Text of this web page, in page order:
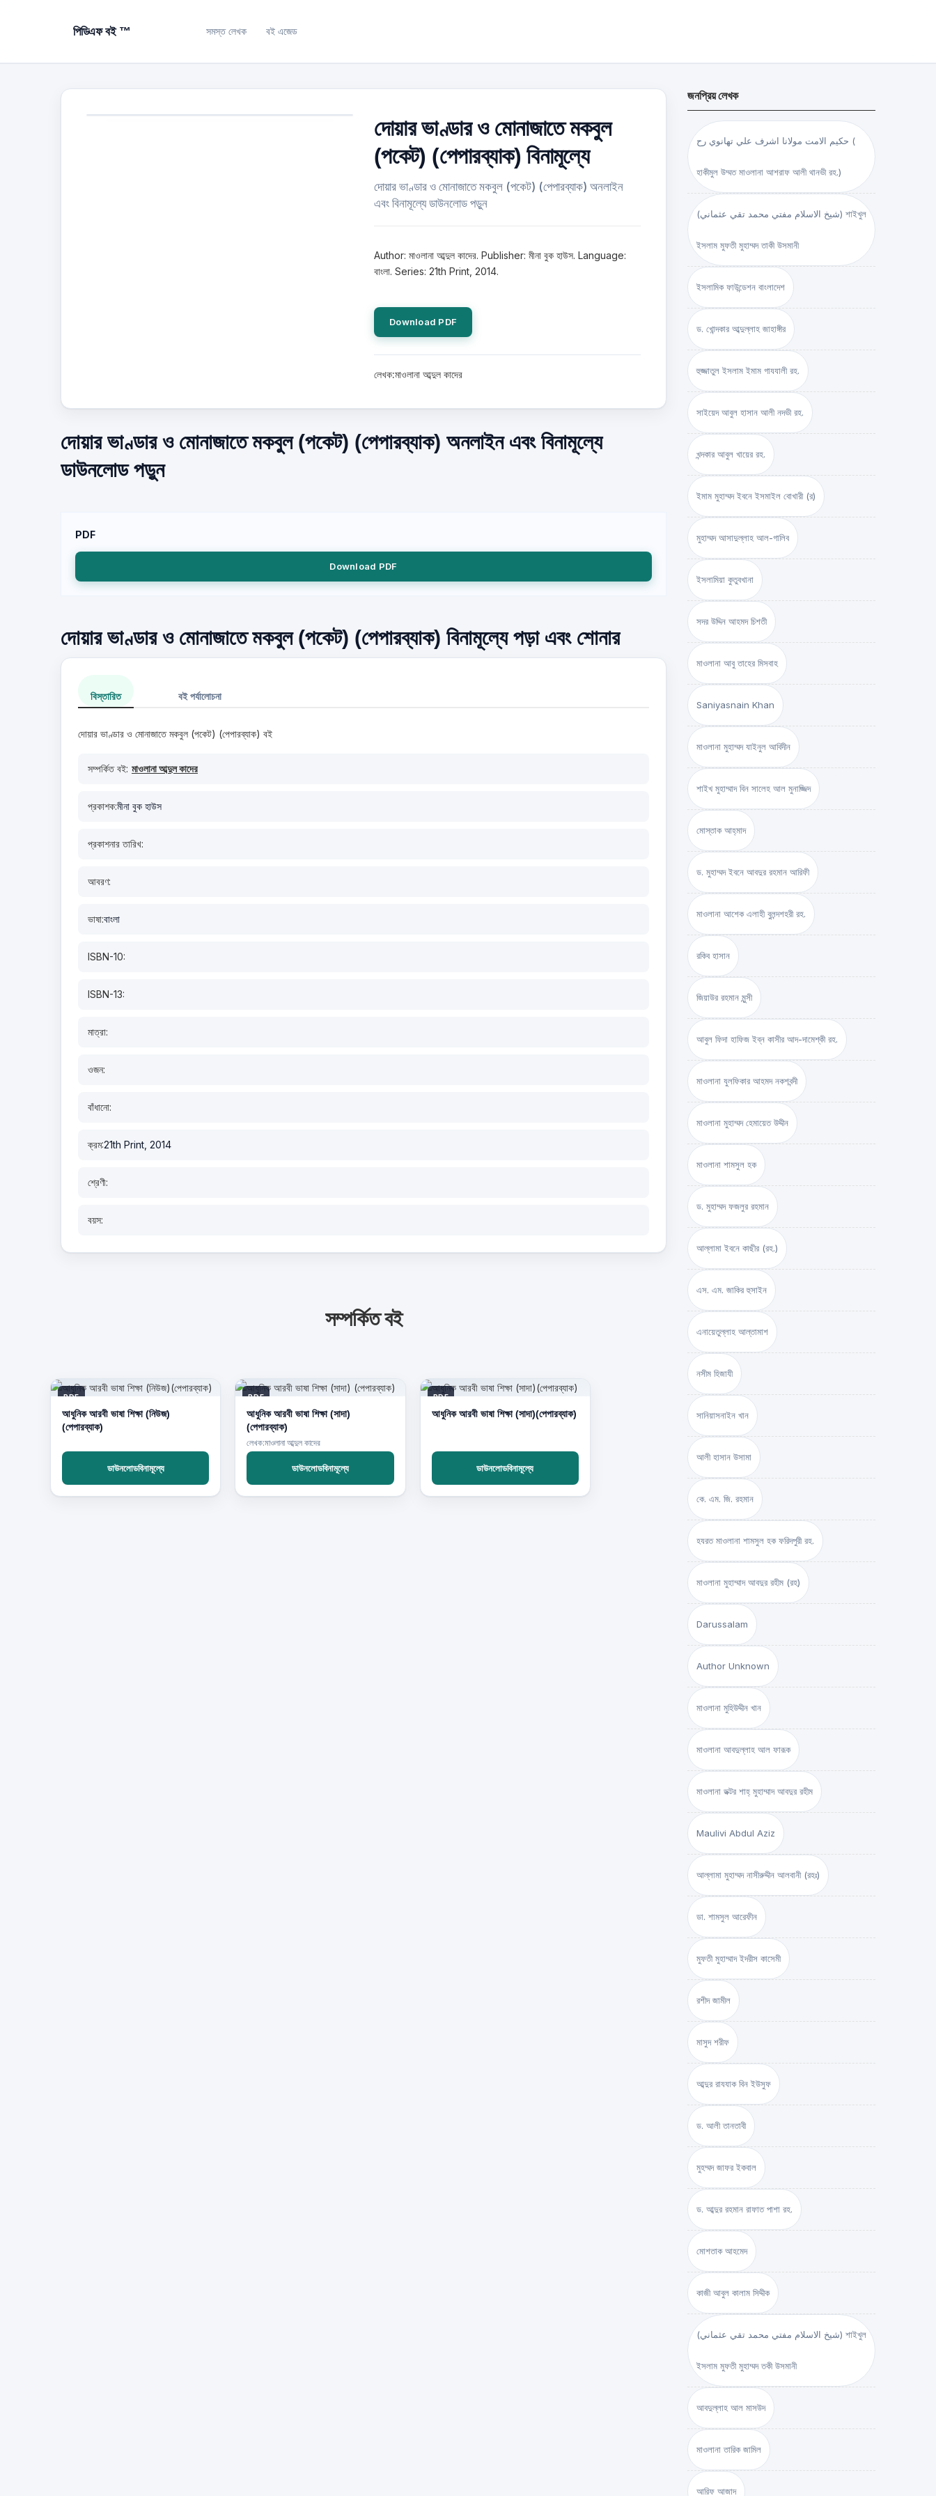
পিডিএফ বই ™ সমস্ত লেখক বই এজেড
দোয়ার ভাণ্ডার ও মোনাজাতে মকবুল
(পকেট) (পেপারব্যাক) বিনামূল্যে
দোয়ার ভাণ্ডার ও মোনাজাতে মকবুল (পকেট) (পেপারব্যাক) অনলাইন
এবং বিনামূল্যে ডাউনলোড পড়ুন
Author: মাওলানা আব্দুল কাদের. Publisher: মীনা বুক হাউস. Language:
বাংলা. Series: 21th Print, 2014.
Download PDF
লেখক:মাওলানা আব্দুল কাদের
দোয়ার ভাণ্ডার ও মোনাজাতে মকবুল (পকেট) (পেপারব্যাক) অনলাইন এবং বিনামূল্যে
ডাউনলোড পড়ুন
PDF
Download PDF
দোয়ার ভাণ্ডার ও মোনাজাতে মকবুল (পকেট) (পেপারব্যাক) বিনামূল্যে পড়া এবং শোনার
বিস্তারিত বই পর্যালোচনা
দোয়ার ভাণ্ডার ও মোনাজাতে মকবুল (পকেট) (পেপারব্যাক) বই
সম্পর্কিত বই: মাওলানা আব্দুল কাদের
প্রকাশক:মীনা বুক হাউস
প্রকাশনার তারিখ:
আবরণ:
ভাষা:বাংলা
ISBN-10:
ISBN-13:
মাত্রা:
ওজন:
বাঁধানো:
ক্রম:21th Print, 2014
শ্রেণী:
বয়স:
সম্পর্কিত বই
PDF
আধুনিক আরবী ভাষা শিক্ষা (নিউজ)
(পেপারব্যাক)
ডাউনলোডবিনামূল্যে
PDF
আধুনিক আরবী ভাষা শিক্ষা (সাদা)
(পেপারব্যাক)
লেখক:মাওলানা আব্দুল কাদের
ডাউনলোডবিনামূল্যে
PDF
আধুনিক আরবী ভাষা শিক্ষা (সাদা)(পেপারব্যাক)
ডাউনলোডবিনামূল্যে
জনপ্রিয় লেখক
حكيم الامت مولانا اشرف علي تهانوي رح (
হাকীমুল উম্মত মাওলানা আশরাফ আলী থানভী রহ.)
(شيخ الاسلام مفتي محمد تقي عثماني) শাইখুল
ইসলাম মুফতী মুহাম্মদ তাকী উসমানী
ইসলামিক ফাউন্ডেশন বাংলাদেশ
ড. খোন্দকার আব্দুল্লাহ জাহাঙ্গীর
হুজ্জাতুল ইসলাম ইমাম গাযযালী রহ.
সাইয়েদ আবুল হাসান আলী নদভী রহ.
খন্দকার আবুল খায়ের রহ.
ইমাম মুহাম্মদ ইবনে ইসমাইল বোখারী (র)
মুহাম্মদ আসাদুল্লাহ আল-গালিব
ইসলামিয়া কুতুবখানা
সদর উদ্দিন আহমদ চিশতী
মাওলানা আবু তাহের মিসবাহ
Saniyasnain Khan
মাওলানা মুহাম্মদ যাইনুল আবিদীন
শাইখ মুহাম্মাদ বিন সালেহ আল মুনাজ্জিদ
মোস্তাক আহ্‌মাদ
ড. মুহাম্মদ ইবনে আবদুর রহমান আরিফী
মাওলানা আশেক এলাহী বুলন্দশহরী রহ.
রকিব হাসান
জিয়াউর রহমান মুন্সী
আবুল ফিদা হাফিজ ইব্‌ন কাসীর আদ-দামেশ্‌কী রহ.
মাওলানা যুলফিকার আহমদ নকশবন্দী
মাওলানা মুহাম্মদ হেমায়েত উদ্দীন
মাওলানা শামসুল হক
ড. মুহাম্মদ ফজলুর রহমান
আল্লামা ইবনে কাছীর (রহ.)
এস. এম. জাকির হুসাইন
এনায়েতুল্লাহ আল্‌তামাশ
নসীম হিজাযী
সানিয়াসনাইন খান
আলী হাসান উসামা
কে. এম. জি. রহমান
হযরত মাওলানা শামসুল হক ফরিদপুরী রহ.
মাওলানা মুহাম্মাদ আবদুর রহীম (রহ)
Darussalam
Author Unknown
মাওলানা মুহিউদ্দীন খান
মাওলানা আবদুল্লাহ আল ফারূক
মাওলানা ডক্টর শাহ্‌ মুহাম্মাদ আবদুর রহীম
Maulivi Abdul Aziz
আল্লামা মুহাম্মদ নাসীরুদ্দীন আলবানী (রহঃ)
ডা. শামসুল আরেফীন
মুফতী মুহাম্মাদ ইদরীস কাসেমী
রশীদ জামীল
মাসুদ শরীফ
আব্দুর রাযযাক বিন ইউসুফ
ড. আলী তানতাবী
মুহম্মদ জাফর ইকবাল
ড. আব্দুর রহমান রাফাত পাশা রহ.
মোশতাক আহমেদ
কাজী আবুল কালাম সিদ্দীক
(شيخ الاسلام مفتي محمد تقي عثماني) শাইখুল
ইসলাম মুফতী মুহাম্মদ তকী উসমানী
আবদুল্লাহ আল মাসউদ
মাওলানা তারিক জামিল
আরিফ আজাদ